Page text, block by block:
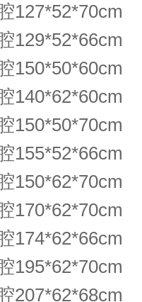
127*52*70cm
129*52*66cm
150*50*60cm
140*62*60cm
150*50*70cm
155*52*66cm
150*62*70cm
170*62*70cm
174*62*66cm
195*62*70cm
207*62*68cm